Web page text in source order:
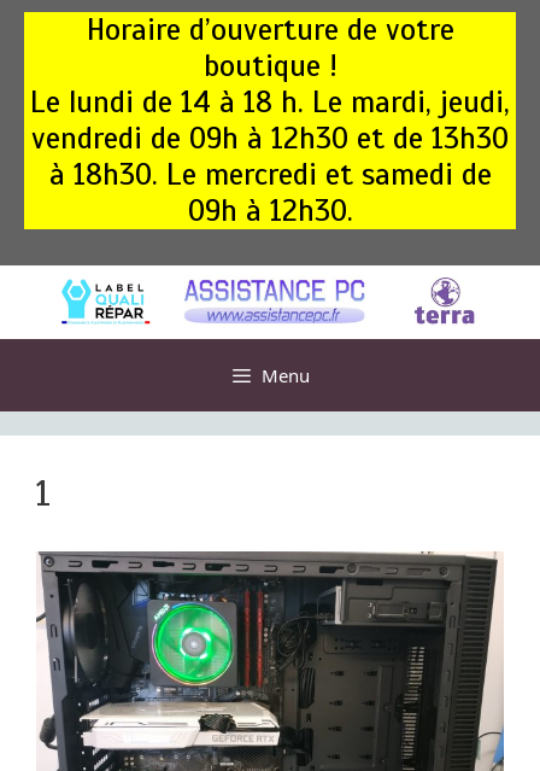
Aller
Horaire d’ouverture de votre
boutique !
Le lundi de 14 à 18 h. Le mardi, jeudi,
vendredi de 09h à 12h30 et de 13h30
à 18h30. Le mercredi et samedi de
09h à 12h30.
Menu
1